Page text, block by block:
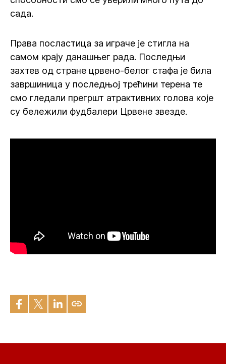
сада.
Права посластица за играче је стигла на
самом крају данашњег рада. Последњи
захтев од стране црвено-белог стафа је била
завршиница у последњој трећини терена те
смо гледали прегршт атрактивних голова које
су бележили фудбалери Црвене звезде.